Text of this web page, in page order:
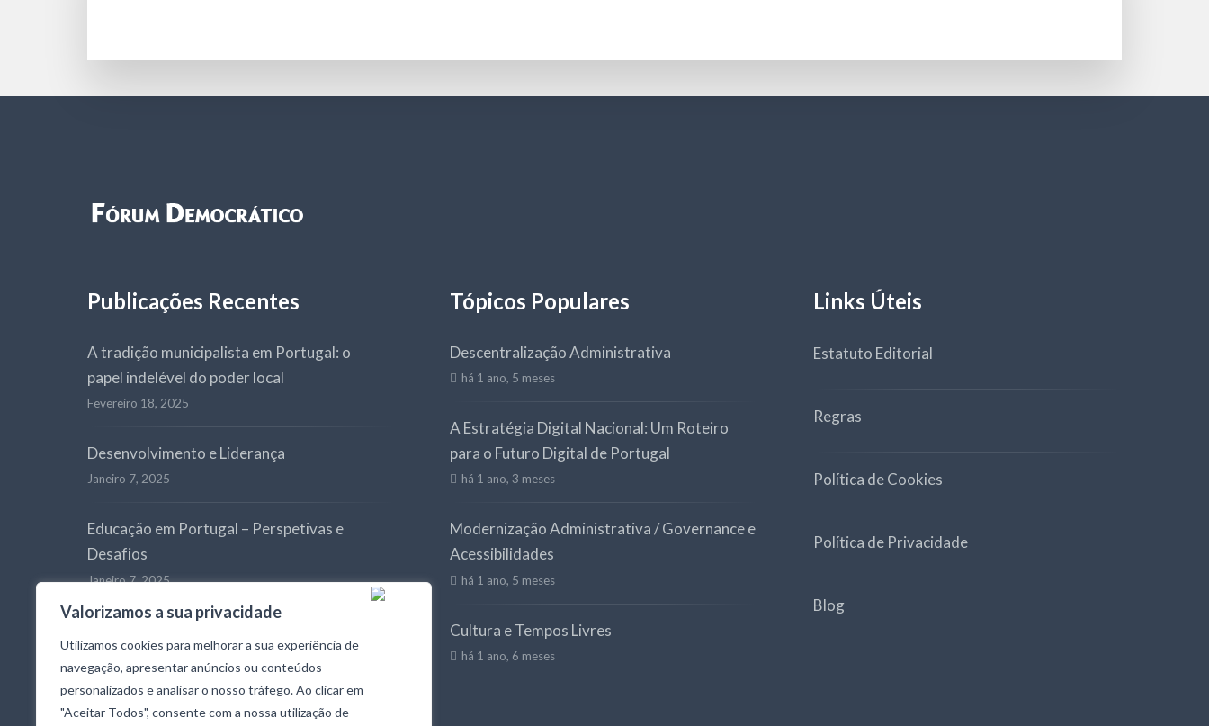
Valorizamos a sua privacidade
Utilizamos cookies para melhorar a sua experiência de
navegação, apresentar anúncios ou conteúdos
personalizados e analisar o nosso tráfego. Ao clicar em
"Aceitar Todos", consente com a nossa utilização de
Publicações Recentes
A tradição municipalista em Portugal: o
papel indelével do poder local
Fevereiro 18, 2025
Desenvolvimento e Liderança
Janeiro 7, 2025
Educação em Portugal – Perspetivas e
Desafios
Janeiro 7, 2025
Janeiro 2, 2025
Tópicos Populares
Descentralização Administrativa
há 1 ano, 5 meses
A Estratégia Digital Nacional: Um Roteiro
para o Futuro Digital de Portugal
há 1 ano, 3 meses
Modernização Administrativa / Governance e
Acessibilidades
há 1 ano, 5 meses
Cultura e Tempos Livres
há 1 ano, 6 meses
Links Úteis
Estatuto Editorial
Regras
Política de Cookies
Política de Privacidade
Blog